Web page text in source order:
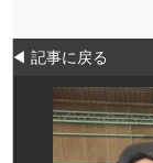
◀ 記事に戻る